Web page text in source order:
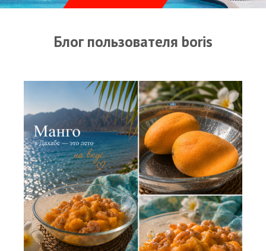
Оборудование
Дахаб
ВиндСерфКидс
Новости
Медиа
Медиа архив
Фотки
Видео
Блог пользователя boris